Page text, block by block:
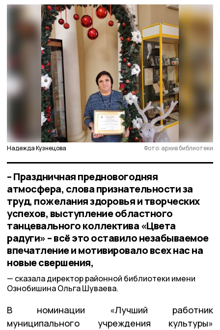
Надежда Кузнецова Фото: архив библиотеки
– Праздничная предновогодняя
атмосфера, слова признательности за
труд, пожелания здоровья и творческих
успехов, выступление областного
танцевального коллектива «Цвета
радуги» – всё это оставило незабываемое
впечатление и мотивировало всех нас на
новые свершения,
сказала директор районной библиотеки имени
Ознобишина Ольга Шуваева.
В номинации «Лучший работник
муниципального учреждения культуры»